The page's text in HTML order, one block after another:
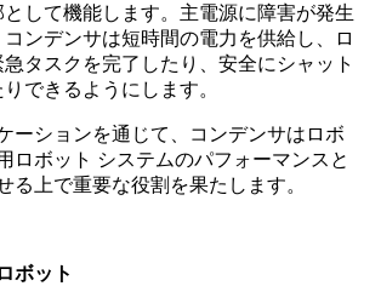
として機能します。主電源に障害が発生
コンデンサは短時間の電力を供給し、ロ
タスクを完了したり、安全にシャット
できるようにします。
ーションを通じて、コンデンサはロボ
ロボット システムのパフォーマンスと
る上で重要な役割を果たします。
ボット